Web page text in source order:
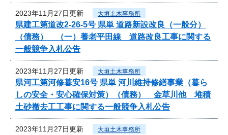
2023年11月27日更新 大垣土木事務所
県建工第道改2-26-5号 県単 道路新設改良（一般分）
（債務） （一）養老平田線 道路改良工事に関する
一般競争入札公告
2023年11月27日更新 大垣土木事務所
県河工第河修暮安16号 県単 河川維持修繕事業（暮ら
しの安全・安心確保対策）（債務） 金草川他 堆積
土砂撤去工工事に関する一般競争入札公告
2023年11月27日更新 大垣土木事務所